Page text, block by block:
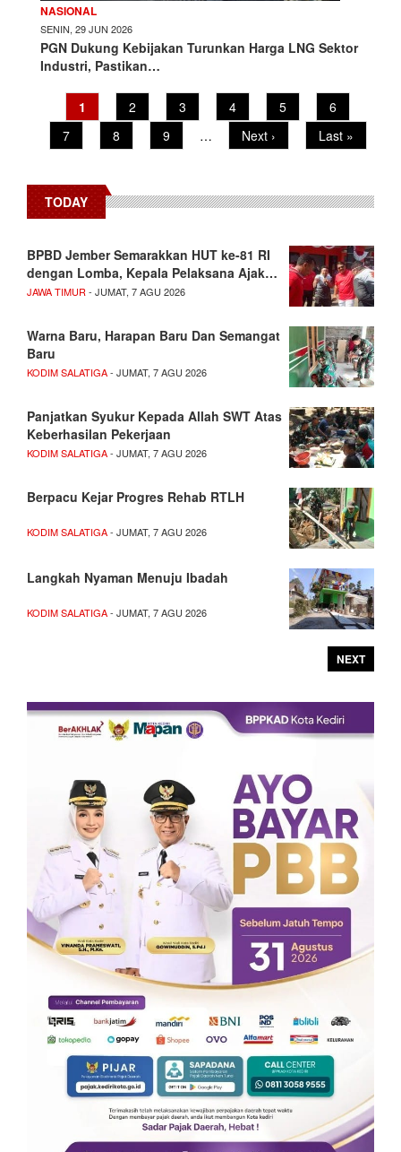
NASIONAL
SENIN, 29 JUN 2026
PGN Dukung Kebijakan Turunkan Harga LNG Sektor
Industri, Pastikan…
PaginationCurrent
page
1 Page
2 Page
3 Page
4 Page
5 Page
6
Page
7 Page
8 Page
9 …
Next
page
Next ›
Last
page
Last »
TODAY
BPBD Jember Semarakkan HUT ke-81 RI
dengan Lomba, Kepala Pelaksana Ajak…
JAWA TIMUR - JUMAT, 7 AGU 2026
Warna Baru, Harapan Baru Dan Semangat
Baru
KODIM SALATIGA- JUMAT, 7 AGU 2026
Panjatkan Syukur Kepada Allah SWT Atas
Keberhasilan Pekerjaan
KODIM SALATIGA- JUMAT, 7 AGU 2026
Berpacu Kejar Progres Rehab RTLH
KODIM SALATIGA- JUMAT, 7 AGU 2026
Langkah Nyaman Menuju Ibadah
KODIM SALATIGA- JUMAT, 7 AGU 2026
NEXT